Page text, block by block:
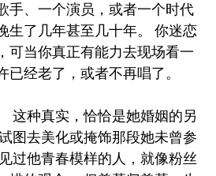
手、一个演员，或者一个时代
生了几年甚至几十年。 你迷恋
可当你真正有能力去现场看一
已经老了，或者不再唱了。
这种真实，恰恰是她婚姻的另
图去美化或掩饰那段她未曾参
过他青春模样的人，就像粉丝